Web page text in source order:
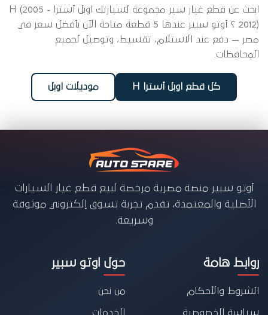
ابحث عن قطع غيار سير مجموعة لسيارتك اوبل أسترا H (2005 -
2012) ؟ أوتو سبير عندها 5 قطعة متاحة الآن بأفضل سعر في
مصر — دفع عند الاستلام، تقسيط، وتوصيل لجميع
المحافظات.
كل قطع اوبل أسترا H موديلات اوبل
أوتو سبير منصة مصرية مرخصة لبيع قطع غيار السيارات
الأصلية والمعتمدة، تقدم تجربة تسوق إلكتروني موثوقة
وسريعة.
روابط هامة
الشروط والأحكام
سياسة الخصوصية
حول اوتو سبير
من نحن
الخدمات